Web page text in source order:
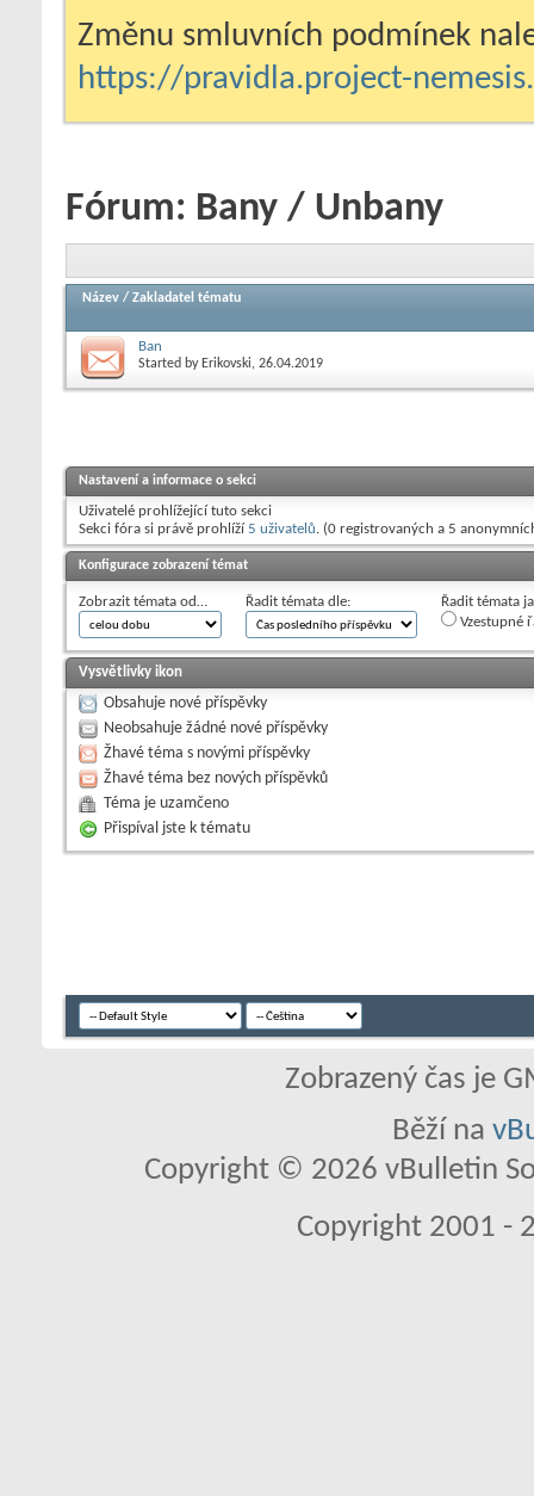
Změnu smluvních podmínek
https://pravidla.project-
Fórum: Bany / Unbany
Název / Zakladatel tématu
Ban
Started by Erikovski, 26.04.2019
Nastavení a informace o sekci
Uživatelé prohlížející tuto sekci
Sekci fóra si právě prohlíží5 uživatelů. (0 registrovaných a 5
Konfigurace zobrazení témat
Zobrazit témata od… Řadit témata dle:
Řadit témata
Vzestupné
Vysvětlivky ikon
Obsahuje nové příspěvky
Neobsahuje žádné nové příspěvky
Žhavé téma s novými příspěvky
Žhavé téma bez nových příspěvků
Téma je uzamčeno
Přispíval jste k tématu
Zobrazený čas je
Běží na
Copyright © 2026 vBulletin
Copyright 2001 -